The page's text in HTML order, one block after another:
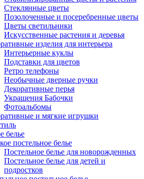
Стеклянные цветы
Позолоченные и посеребренные цветы
Цветы светильники
Искусственные растения и деревья
изделия для интерьера
Интерьерные куклы
Подставки для цветов
Ретро телефоны
Необычные дверные ручки
Декоративные перья
Украшения Бабочки
Фотоальбомы
и мягкие игрушки
белье
постельное белье
Постельное белье для новорожденных
Постельное белье для детей и
подростков